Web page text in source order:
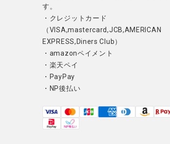
す。
・クレジットカード
（VISA,mastercard,JCB,AMERICAN
EXPRESS,Diners Club）
・amazonペイメント
・楽天ペイ
・PayPay
・NP後払い